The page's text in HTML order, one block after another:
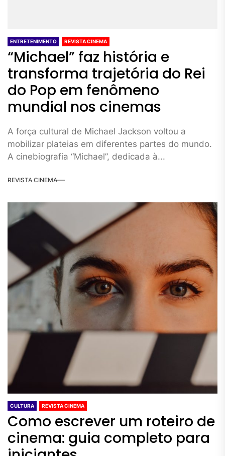
ENTRETENIMENTO REVISTA CINEMA
“Michael” faz história e
transforma trajetória do Rei
do Pop em fenômeno
mundial nos cinemas
A força cultural de Michael Jackson voltou a
mobilizar plateias em diferentes partes do mundo.
A cinebiografia “Michael”, dedicada à...
REVISTA CINEMA
CULTURA REVISTA CINEMA
Como escrever um roteiro de
cinema: guia completo para